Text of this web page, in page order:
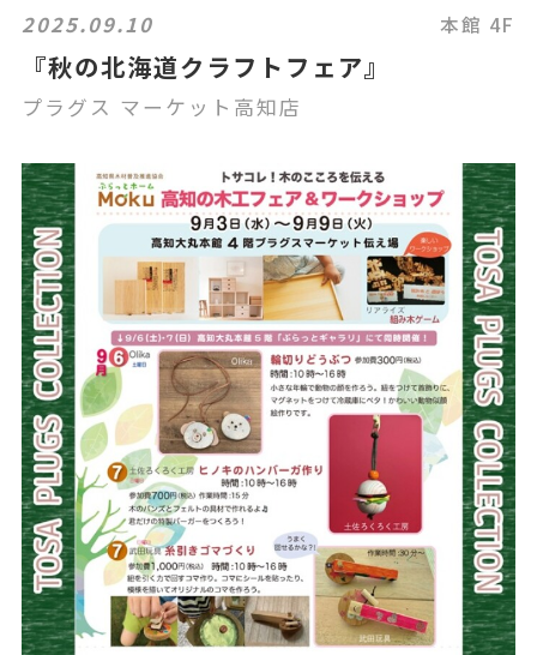
2025.09.10 本館 4F
『秋の北海道クラフトフェア』
プラグス マーケット高知店